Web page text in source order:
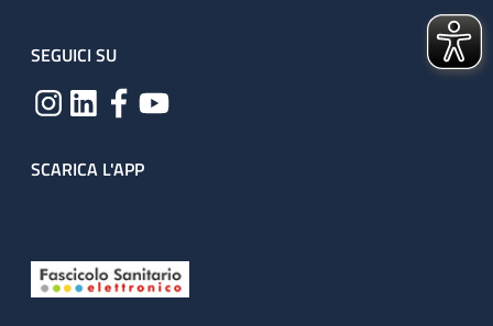
SEGUICI SU
SCARICA L'APP